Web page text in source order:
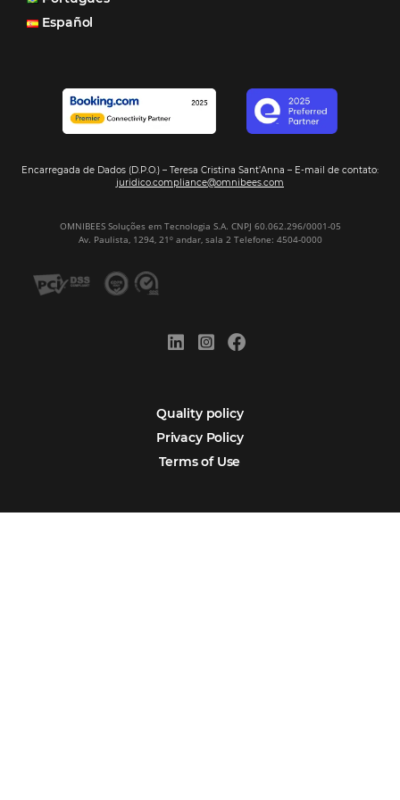
Motor de Reservas é rápido, é simples, é fácil e ele nos
resposta bacana." -
Veja Casos de Éxito
Sign our
Newsletter